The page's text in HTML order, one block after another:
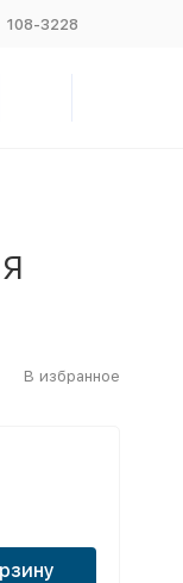
108-3228
В избранное